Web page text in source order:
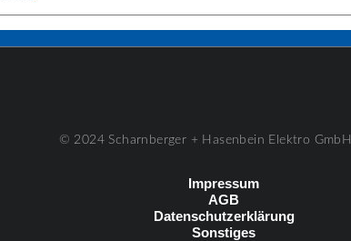
© 2024 Scharnberger + Hasenbein Elektro GmbH
Impressum
AGB
Datenschutzerklärung
Sonstiges